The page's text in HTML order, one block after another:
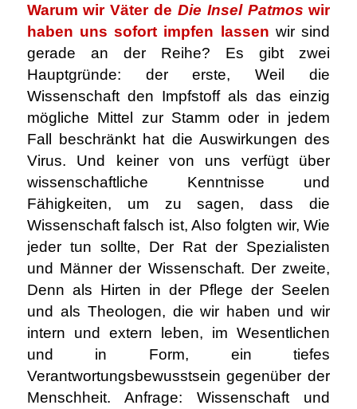
Warum wir Väter de Die Insel Patmos wir
haben uns sofort impfen lassen wir sind
gerade an der Reihe? Es gibt zwei
Hauptgründe: der erste, Weil die
Wissenschaft den Impfstoff als das einzig
mögliche Mittel zur Stamm oder in jedem
Fall beschränkt hat die Auswirkungen des
Virus. Und keiner von uns verfügt über
wissenschaftliche Kenntnisse und
Fähigkeiten, um zu sagen, dass die
Wissenschaft falsch ist, Also folgten wir, Wie
jeder tun sollte, Der Rat der Spezialisten
und Männer der Wissenschaft. Der zweite,
Denn als Hirten in der Pflege der Seelen
und als Theologen, die wir haben und wir
intern und extern leben, im Wesentlichen
und in Form, ein tiefes
Verantwortungsbewusstsein gegenüber der
Menschheit. Anfrage: Wissenschaft und